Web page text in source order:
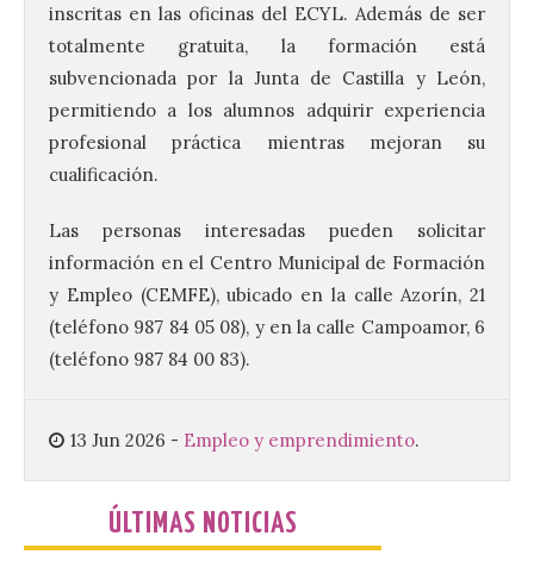
inscritas en las oficinas del ECYL. Además de ser
totalmente gratuita, la formación está
subvencionada por la Junta de Castilla y León,
permitiendo a los alumnos adquirir experiencia
profesional práctica mientras mejoran su
cualificación.
Las personas interesadas pueden solicitar
información en el Centro Municipal de Formación
y Empleo(CEMFE), ubicado en la calle Azorín, 21
(teléfono 987 84 05 08), y en la calle Campoamor, 6
(teléfono 987 84 00 83).
13 Jun 2026 - Empleo y emprendimiento.
ÚLTIMAS NOTICIAS
Vuelve la tradicional Feria
de Dulces del Convento a
Gradefes
7 Ago 2026
Tendrá lugar el 9 de
agosto en los aledaños del
monasterio cisterciense
de Santa María la Real de
Gradefes. Una cita
imprescindible para disfrutar de los
mejores dulces conventuales, tradición,
cultura y un ambiente único. El
La decimoctava fotografía
de León de…viaje nos llega
desde la sede del